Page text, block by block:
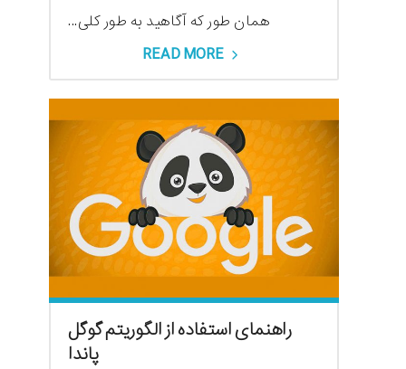
همان طور که آگاهید به طور کلی...
READ MORE
راهنمای استفاده از الگوریتم گوگل
پاندا